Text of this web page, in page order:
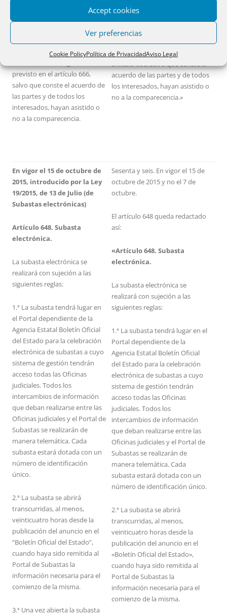
Accept cookies
Ver preferencias
Cookie PolicyPolítica de PrivacidadAviso Legal
asistan a la comparecencia,
enajenación se realice por
precio inferior al 70 por ciento
del valor que se haya dado al
previsto en el artículo 666,
salvo que conste el acuerdo de
las partes y de todos los
interesados, hayan asistido o
no a la comparecencia.
no podrá autorizar que la
inferior al 70 por ciento del valor
que se haya dado al inmueble
con arreglo a lo previsto en el
artículo 666, salvo que conste el
acuerdo de las partes y de todos
los interesados, hayan asistido o
no a la comparecencia.»
En vigor el 15 de octubre de
2015, introducido por la Ley
19/2015, de 13 de Julio (de
Subastas electrónicas)
Artículo 648. Subasta
electrónica.
La subasta electrónica se
realizará con sujeción a las
siguientes reglas:
1.ª La subasta tendrá lugar en
el Portal dependiente de la
Agencia Estatal Boletín Oficial
del Estado para la celebración
electrónica de subastas a cuyo
sistema de gestión tendrán
acceso todas las Oficinas
judiciales. Todos los
intercambios de información
que deban realizarse entre las
Oficinas judiciales y el Portal de
Subastas se realizarán de
manera telemática. Cada
subasta estará dotada con un
número de identificación
único.
2.ª La subasta se abrirá
transcurridas, al menos,
veinticuatro horas desde la
publicación del anuncio en el
“Boletín Oficial del Estado”,
cuando haya sido remitida al
Portal de Subastas la
información necesaria para el
comienzo de la misma.
3.ª Una vez abierta la subasta
Sesenta y seis. En vigor el 15 de
octubre de 2015 y no el 7 de
octubre.
El artículo 648 queda redactado
así:
«Artículo 648. Subasta
electrónica.
La subasta electrónica se
realizará con sujeción a las
siguientes reglas:
1.ª La subasta tendrá lugar en el
Portal dependiente de la
Agencia Estatal Boletín Oficial
del Estado para la celebración
electrónica de subastas a cuyo
sistema de gestión tendrán
acceso todas las Oficinas
judiciales. Todos los
intercambios de información
que deban realizarse entre las
Oficinas judiciales y el Portal de
Subastas se realizarán de
manera telemática. Cada
subasta estará dotada con un
número de identificación único.
2.ª La subasta se abrirá
transcurridas, al menos,
veinticuatro horas desde la
publicación del anuncio en el
«Boletín Oficial del Estado»,
cuando haya sido remitida al
Portal de Subastas la
información necesaria para el
comienzo de la misma.